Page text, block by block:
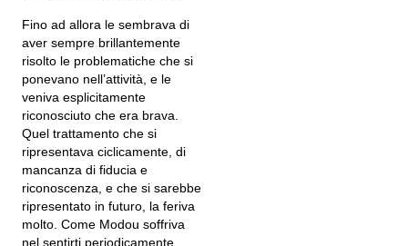
Fino ad allora le sembrava di
aver sempre brillantemente
risolto le problematiche che si
ponevano nell’attività, e le
veniva esplicitamente
riconosciuto che era brava.
Quel trattamento che si
ripresentava ciclicamente, di
mancanza di fiducia e
riconoscenza, e che si sarebbe
ripresentato in futuro, la feriva
molto. Come Modou soffriva
nel sentirti periodicamente